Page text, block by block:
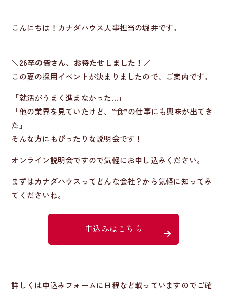
こんにちは！カナダハウス人事担当の堀井です。
＼26卒の皆さん、お待たせしました！ ／
この夏の採用イベントが決まりましたので、ご案内です。
「就活がうまく進まなかった…」
「他の業界を見ていたけど、“食”の仕事にも興味が出てき
た」
そんな方にもぴったりな説明会です！
オンライン説明会ですので気軽にお申し込みください。
まずはカナダハウスってどんな会社？から気軽に知ってみ
てくださいね。
申込みはこちら
詳しくは申込みフォームに日程など載っていますのでご確